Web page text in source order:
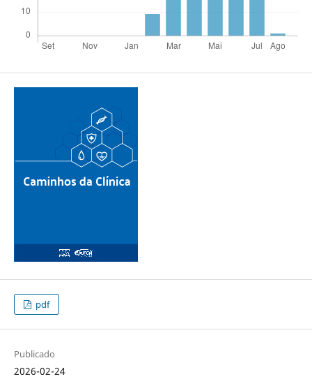
pdf
Publicado
2026-02-24